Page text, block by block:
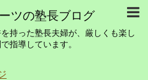
ツの塾長ブログ
持った塾長夫婦が、厳しくも楽し
指導しています。